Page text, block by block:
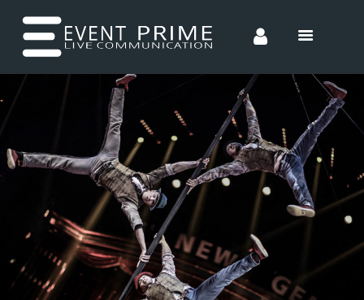
ENTERTAINMENT
INCENTIVES
CONTACT